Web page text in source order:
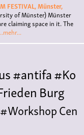
FESTIVAL, Münster,
of Münster)Münster
claiming space in it. The
#antifa#Ko
Burg
#WorkshopCen